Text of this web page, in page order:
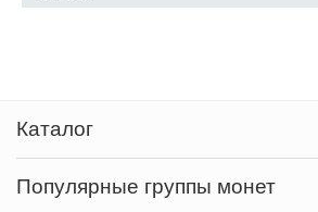
Каталог
Популярные группы монет